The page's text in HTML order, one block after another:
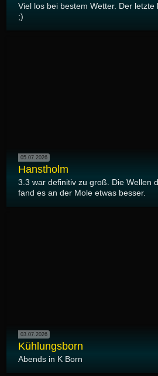
Viel los bei bestem Wetter. Der letzte
;)
05.07.2026
Hanstholm
3.3 war definitiv zu groß. Die Wellen
fand es an der Mole etwas besser.
03.07.2026
Kühlungsborn
Abends in K Born